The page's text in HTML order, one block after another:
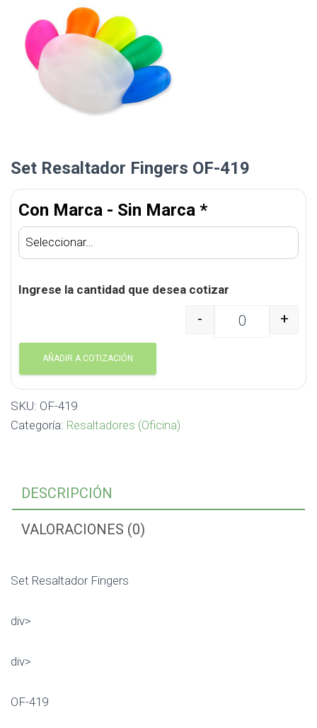
Set Resaltador Fingers OF-419
Con Marca - Sin Marca *
Ingrese la cantidad que desea cotizar
Set Resaltador
- +
AÑADIR A COTIZACIÓN
SKU: OF-419
Categoría: Resaltadores (Oficina)
DESCRIPCIÓN
VALORACIONES (0)
Set Resaltador Fingers
div>
div>
OF-419